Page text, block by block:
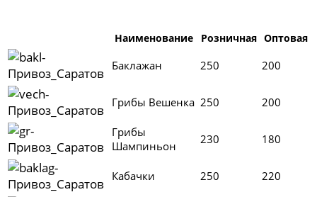
Наименование Розничная Оптовая
Баклажан 250 200
Грибы Вешенка 250 200
Грибы
Шампиньон
230 180
Кабачки 250 220